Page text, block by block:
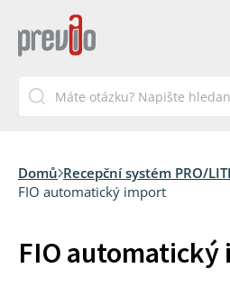
Domů Recepční systém PRO/
FIO automatický import
FIO